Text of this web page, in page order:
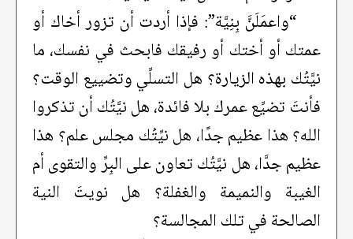
“واعمَلَنَّ بِنِيَّة”: فإذا أردت أن تزور أخاك أو
عمتك أو أختك أو رفيقك فابحث في نفسك، ما
نيَّتُك بهذه الزيارة؟ هل التسلِّي وتضييع الوقت؟
فأنتَ تضيِّع عمرك بلا فائدة، هل نيَّتُك أن تذكروا
الله؟ هذا عظيم جدًا، هل نيِّتُك مجلس علم؟ هذا
عظيم جدَّا، هل نيَّتُك تعاون على البِرِّ والتقوى أم
الغيبة والنميمة والغفلة؟ هل نويتَ النية
الصالحة في تلك المجالسة؟